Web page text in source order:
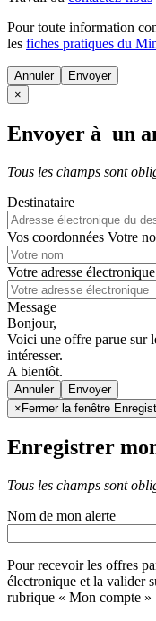
Pour toute information
les fiches pratiques du
Annuler
×
Envoyer à un
Tous les champs sont
Destinataire
Vos coordonnées Votre
Votre adresse électronique
Message
Bonjour,
Voici une offre parue sur
intéresser.
A bientôt.
Annuler
× Fermer la fenêtre
Enregistrer
Tous les champs sont
Nom de mon alerte
Pour recevoir les offres
électronique et la valider
rubrique « Mon compte »